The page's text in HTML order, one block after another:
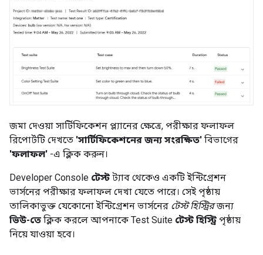
জমা দেওয়া সার্টিফিকেশন প্ল্যানের ক্ষেত্রে, পরীক্ষার ফলাফল
রিপোর্টটি দেখতে 'সার্টিফিকেশনের জন্য সংরক্ষিত' বিভাগের
'ফলাফল' -এ ক্লিক করুন।
Developer Console টেস্ট ট্যাব থেকেও একটি ইন্টিগ্রেশন
ভার্সনের পরীক্ষার ফলাফল দেখা যেতে পারে। সেই পৃষ্ঠায়
তালিকাভুক্ত যেকোনো ইন্টিগ্রেশন ভার্সনের টেস্ট হিস্ট্রিরজন্য
ভিউ-তে ক্লিক করলে আপনাকে Test Suite টেস্ট হিস্ট্রি পৃষ্ঠায়
নিয়ে যাওয়া হবে।